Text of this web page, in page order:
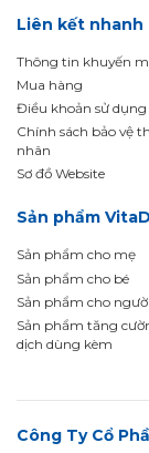
Liên kết nhanh
Thông tin khuyến
Mua hàng
Điều khoản sử dụng
Chính sách bảo vệ
nhân
Sơ đồ Website
Sản phẩm
Sản phẩm cho mẹ
Sản phẩm cho bé
Sản phẩm cho
Sản phẩm tăng
dịch dùng kèm
Công Ty Cổ